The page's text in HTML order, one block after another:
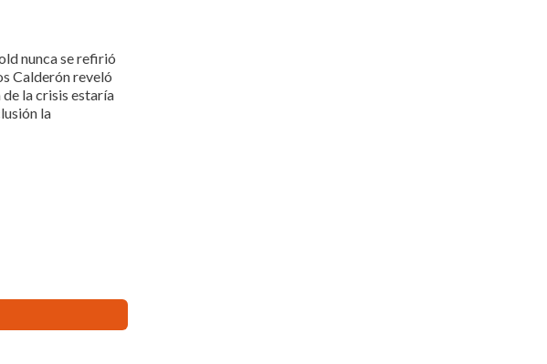
nunca se refirió
Calderón reveló
de la crisis estaría
la